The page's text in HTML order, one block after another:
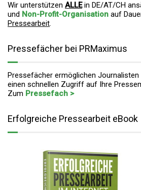
Wir unterstützen ALLEin DE/AT/CH
und Non-Profit-Organisation auf
Pressearbeit.
Pressefächer bei PRMaximus
Pressefächer ermöglichen
einen schnellen Zugriff auf Ihre
Zum Pressefach >
Erfolgreiche Pressearbeit eBook